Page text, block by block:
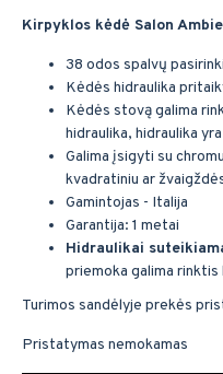
Kirpyklos kėdė Salon
38 odos spalvų
Kėdės hidraulika
Kėdės stovą galima
hidraulika, hidraulika
Galima įsigyti su
kvadratiniu ar
Gamintojas - Italija
Garantija: 1 metai
Hidraulikai
priemoka galima rinktis
Turimos sandėlyje prekės
Pristatymas nemokamas